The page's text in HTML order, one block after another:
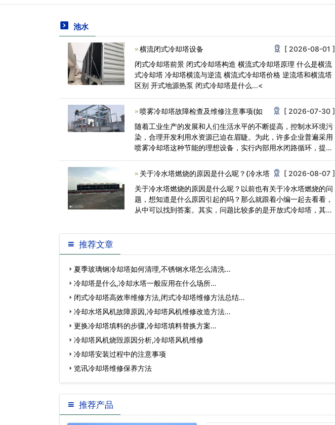
池水
横流闭式冷却塔设备
[ 2026-08-01 ]
闭式冷却塔前景 闭式冷却塔构造 横流式冷却塔原理 什么是横流
式冷却塔 冷却塔横流与逆流 横流式冷却塔价格 逆流塔和横流塔
区别 开式地源热泵 闭式冷却塔是什么...<
喷雾冷却塔故障检查及维修注意事项(如
[ 2026-07-30 ]
随着工业生产的发展和人们生活水平的不断提高，控制水环境污
染，合理开发利用水资源已迫在眉睫。为此，许多企业普遍采用
喷雾冷却塔这种节能的理想设备，实行内部用水闭路循环，提高
关于冷水塔燃烧的原因是什么呢？(冷水塔
[ 2026-08-07 ]
关于冷水塔燃烧的原因是什么呢？以前也有关于冷水塔燃烧的问
题，想知道是什么原因引起的吗？那么就跟着小编一起去看看，
从中可以找到答案。其实，问题比较多的是开放式冷却塔，其材
推荐文章
夏季玻璃钢冷却塔如何清理,不锈钢水塔怎么清洗…
冷却塔是什么,冷却水塔一般应用在什么场所…
闭式冷却塔高效率维修方法,闭式冷却塔维修方法总结…
冷却水塔风机故障原因,冷却塔风机维修改造方法…
更换冷却塔填料的步骤,冷却塔填料替换方案…
冷却塔风机烧毁原因分析,冷却塔风机维修
冷却塔安装过程中的注意事项
览讯冷却塔维修保养方法
推荐产品